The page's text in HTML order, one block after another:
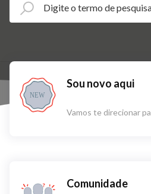
NEW
Sou novo aqui
Vamos te direcionar
Comunidade